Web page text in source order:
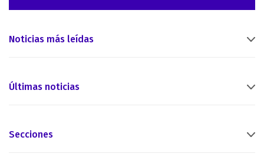
Noticias más leídas
Últimas noticias
Secciones